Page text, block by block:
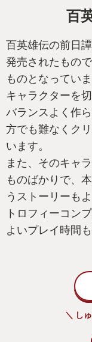
百
百英雄伝の前日
発売されたもの
ものとなっていま
キャラクターを
バランスよく作
方でも難なくク
います。
また、そのキャ
ものばかりで、
うストーリーも
トロフィーコン
よいプレイ時間
＼ し